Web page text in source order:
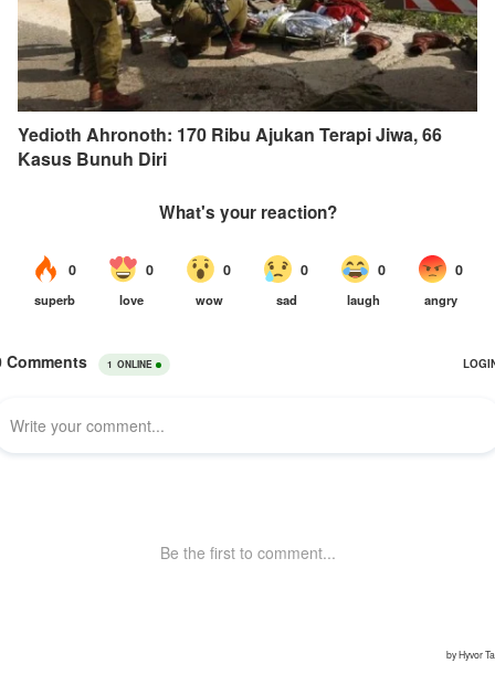
Yedioth Ahronoth: 170 Ribu Ajukan Terapi Jiwa, 66
Kasus Bunuh Diri